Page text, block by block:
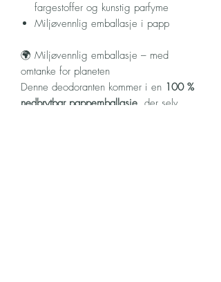
fargestoffer og kunstig parfyme
Miljøvennlig emballasje i papp
🌍 Miljøvennlig emballasje – med
omtanke for planeten
Denne deodoranten kommer i en 100 %
nedbrytbar pappemballasje , der selv